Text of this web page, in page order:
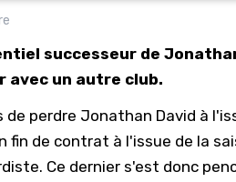
successeur de
avec un autre club.
de perdre Jonathan David à
fin de contrat à l'issue de la
. Ce dernier s'est donc